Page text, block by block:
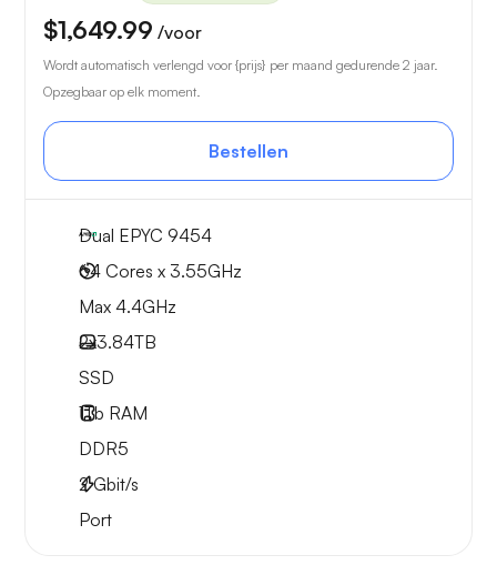
$1,649.99 /voor
Wordt automatisch verlengd voor {prijs} per maand gedurende 2 jaar.
Opzegbaar op elk moment.
Bestellen
Dual EPYC 9454
64 Cores x 3.55GHz
Max 4.4GHz
2x3.84TB
SSD
1Tb RAM
DDR5
2Gbit/s
Port